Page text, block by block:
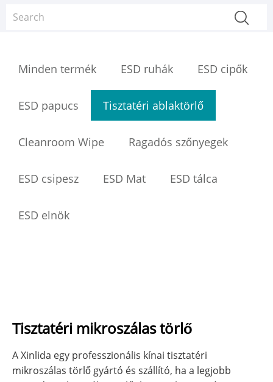
Minden termék ESD ruhák ESD cipők
ESD papucs Tisztatéri ablaktörlő
Cleanroom Wipe Ragadós szőnyegek
ESD csipesz ESD Mat ESD tálca
ESD elnök
Tisztatéri mikroszálas törlő
A Xinlida egy professzionális kínai tisztatéri
mikroszálas törlő gyártó és szállító, ha a legjobb